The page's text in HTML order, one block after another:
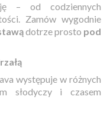
– od codziennych
Zamów wygodnie
dotrze prosto pod
występuje w różnych
słodyczy i czasem